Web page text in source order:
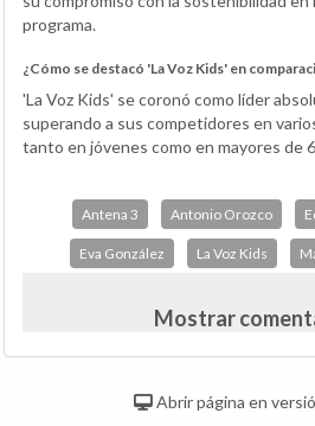
programa.
¿Cómo se destacó 'La Voz Kids' en
'La Voz Kids' se coronó como líder
superando a sus competidores en
tanto en jóvenes como en mayores de
Antena 3 Antonio Orozco
Eva González La Voz Kids
Mostrar
Abrir página en